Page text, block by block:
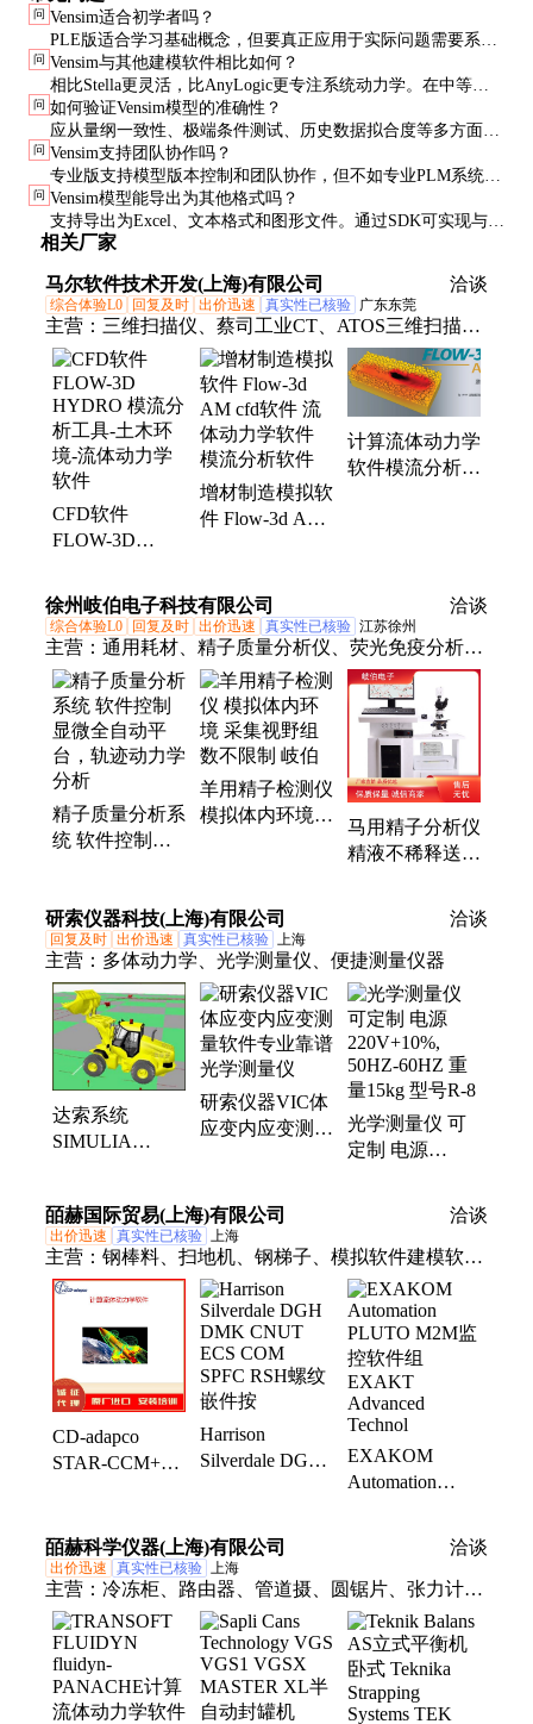
问 Vensim适合初学者吗？
PLE版适合学习基础概念，但要真正应用于实际问题需要系统
学习系统动力学理论。建议结合《商业动力学》等教材使用。
问 Vensim与其他建模软件相比如何？
相比Stella更灵活，比AnyLogic更专注系统动力学。在中等复
杂度系统建模中表现优异，但超大型系统可能需要专业编程工
具。
问 如何验证Vensim模型的准确性？
应从量纲一致性、极端条件测试、历史数据拟合度等多方面验
证。敏感性分析可识别关键假设。
问 Vensim支持团队协作吗？
专业版支持模型版本控制和团队协作，但不如专业PLM系统完
善。大型项目需建立规范的模型管理流程。
问 Vensim模型能导出为其他格式吗？
支持导出为Excel、文本格式和图形文件。通过SDK可实现与其
他软件的集成，但需要一定的编程知识。
相关厂家
马尔软件技术开发(上海)有限公司 洽谈
综合体验L0 回复及时 出价迅速 真实性已核验 广东东莞
主营： 三维扫描仪、蔡司工业CT、ATOS三维扫描
仪、模流分析软件、Alicona表面量测仪、三坐标、蔡
司三维扫描仪、3D打印机、三坐标测量机、数控机床
加工、3D扫描服务、3D打印服务、刀具检测、飞秒
纹理加工、3D抄数
CFD软件
FLOW-3D
析工具-土木环
境-流体动力学
软件
增材制造模拟软
件 Flow-3d AM
分析软件
计算流体动力学
软件模流分析软
徐州岐伯电子科技有限公司 洽谈
综合体验L0 回复及时 出价迅速 真实性已核验 江苏徐州
主营： 通用耗材、精子质量分析仪、荧光免疫分析
仪、精子质量分析系统、全自动精子分析仪、精子形
态染色液
精子质量分析系
统 软件控制显
羊用精子检测仪
模拟体内环境
马用精子分析仪
精液不稀释送检
研索仪器科技(上海)有限公司 洽谈
回复及时 出价迅速 真实性已核验 上海
主营： 多体动力学、光学测量仪、便捷测量仪器
达索系统
SIMULIA
力学仿真分析软
件
研索仪器VIC体
应变内应变测量
光学测量仪 可
定制 电源
50HZ-60HZ 重
量15kg 型号R-8
皕赫国际贸易(上海)有限公司 洽谈
出价迅速 真实性已核验 上海
主营： 钢棒料、扫地机、钢梯子、模拟软件建模软
件、分析仪、气动泵、缝纫机、热熔胶、发送器、清
扫机、取样泵、减速机、测量仪、锂电池、轴铣床、
致动器、逃生灯、高压釜、止逆阀、车间起、润滑
器、粉碎机、翻转门、防雷盒、热电偶、扫描仪
CD-adapco
STAR-CCM+
算流体动力学软
件分
Harrison
Silverdale DGH
SPFC RSH螺纹
嵌件按
EXAKOM
Automation
Advanced
Technol
皕赫科学仪器(上海)有限公司 洽谈
出价迅速 真实性已核验 上海
主营： 冷冻柜、路由器、管道摄、圆锯片、张力计、
风速计、冷却塔、连轴器、维修台、弧焊机、升降
机、电磁阀、缩空气、安全帽、燃烧器、安全带、数
控铣、雕刻机、密封圈、钙化炉、电子秤、挤出机、
混合机、泥浆泵、深度计